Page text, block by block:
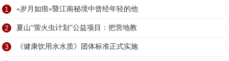
1 «岁月如痕»暨江南秘境中曾经年轻的他
2 夏山“萤火虫计划”公益项目：把营地教
3 《健康饮用水水质》团体标准正式实施